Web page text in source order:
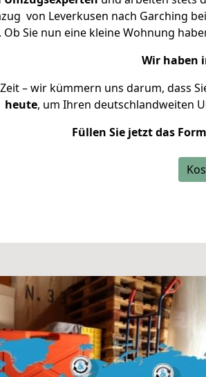
von Leverkusen nach Garching
Ob Sie nun eine kleine Wohnung
Wir haben
– wir kümmern uns darum, dass
heute, um Ihren deutschlandweiten
Füllen Sie jetzt das